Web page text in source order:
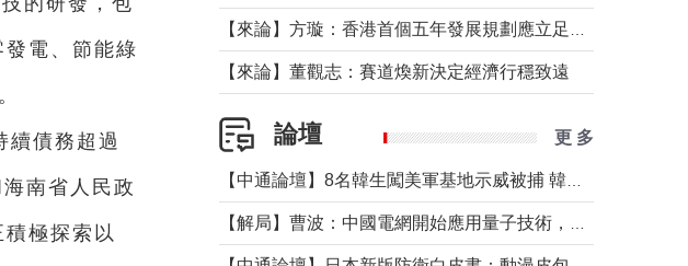
電、節能綠
續債務超過
南省人民政
極探索以
【來論】董觀志：賽道煥新決定經濟行穩致遠
論壇 更 多